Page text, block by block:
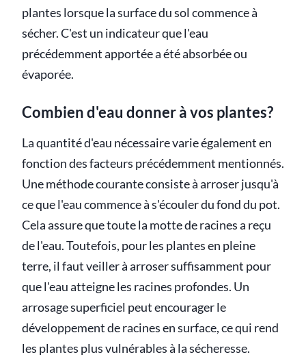
plantes lorsque la surface du sol commence à
sécher. C'est un indicateur que l'eau
précédemment apportée a été absorbée ou
évaporée.
Combien d'eau donner à vos plantes?
La quantité d'eau nécessaire varie également en
fonction des facteurs précédemment mentionnés.
Une méthode courante consiste à arroser jusqu'à
ce que l'eau commence à s'écouler du fond du pot.
Cela assure que toute la motte de racines a reçu
de l'eau. Toutefois, pour les plantes en pleine
terre, il faut veiller à arroser suffisamment pour
que l'eau atteigne les racines profondes. Un
arrosage superficiel peut encourager le
développement de racines en surface, ce qui rend
les plantes plus vulnérables à la sécheresse.